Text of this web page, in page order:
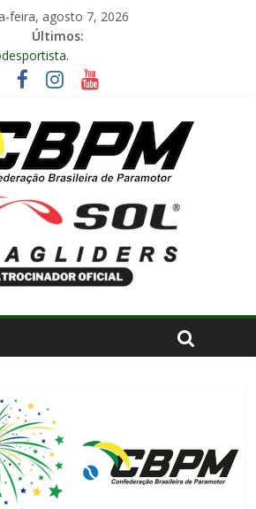
feira, agosto 7, 2026
Últimos:
no Arraiá Aéreo realizado
SP.
– SP